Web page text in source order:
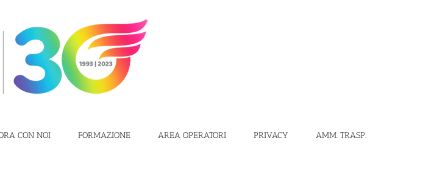
CON NOI FORMAZIONE AREA OPERATORI PRIVACY AMM. TRASP.